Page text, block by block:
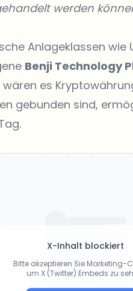
werden
Anlageklassen
Benji Technology
es
gebunden sind,
X-Inhalt blockiert
Bitte akzeptieren Sie Marketing-
um X (Twitter) Embeds zu